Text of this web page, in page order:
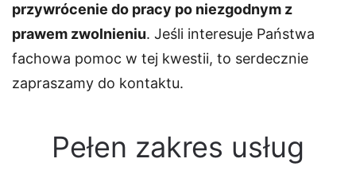
przywrócenie do pracy po niezgodnym z
prawem zwolnieniu. Jeśli interesuje Państwa
fachowa pomoc w tej kwestii, to serdecznie
zapraszamy do kontaktu.
Pełen zakres usług